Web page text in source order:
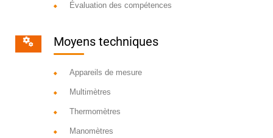
Évaluation des compétences
Moyens techniques
Appareils de mesure
Multimètres
Thermomètres
Manomètres